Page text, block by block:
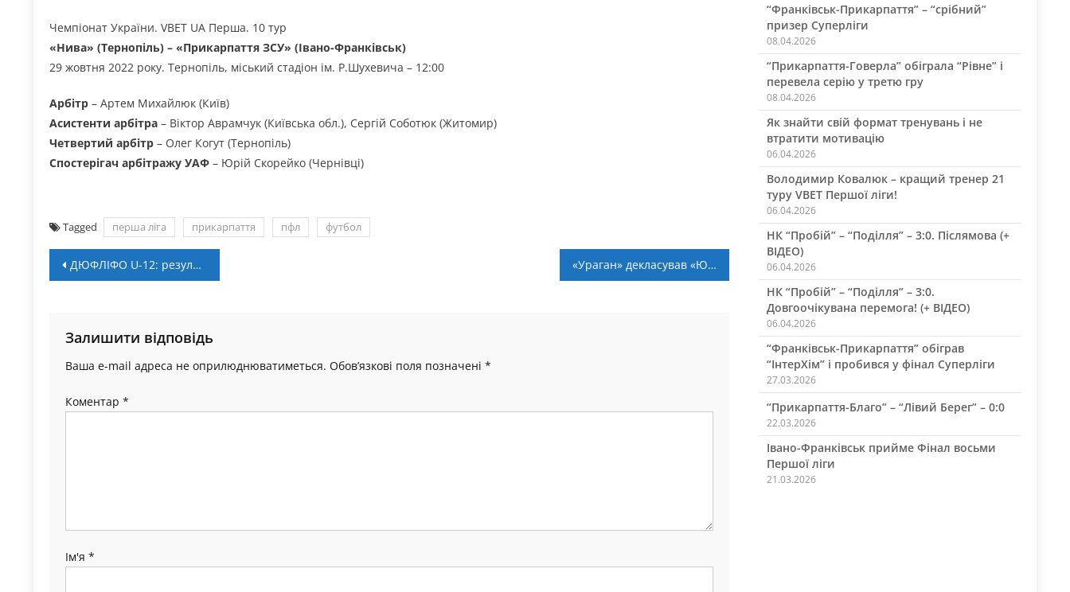
Чемпіонат України. VBET UA Перша. 10 тур
«Нива» (Тернопіль) – «Прикарпаття ЗСУ» (Івано-Франківськ)
29 жовтня 2022 року. Тернопіль, міський стадіон ім. Р.Шухевича – 12:00
Арбітр – Артем Михайлюк (Київ)
Асистенти арбітра – Віктор Аврамчук (Київська обл.), Сергій Соботюк (Житомир)
Четвертий арбітр – Олег Когут (Тернопіль)
Спостерігач арбітражу УАФ – Юрій Скорейко (Чернівці)
Tagged перша ліга прикарпаття пфл футбол
Навігація
ДЮФЛІФО U-12: результати матчів 4-го туру «Ураган» декласував «Юнайтед Галац»
Залишити відповідь
Ваша e-mail адреса не оприлюднюватиметься. Обов’язкові поля позначені *
Коментар *
Ім'я *
“Франківськ-Прикарпаття” – “срібний”
призер Суперліги
08.04.2026
“Прикарпаття-Говерла” обіграла “Рівне” і
перевела серію у третю гру
08.04.2026
Як знайти свій формат тренувань і не
втратити мотивацію
06.04.2026
Володимир Ковалюк – кращий тренер 21
туру VBET Першої ліги!
06.04.2026
НК “Пробій” – “Поділля” – 3:0. Післямова (+
ВІДЕО)
06.04.2026
НК “Пробій” – “Поділля” – 3:0.
Довгоочікувана перемога! (+ ВІДЕО)
06.04.2026
“Франківськ-Прикарпаття” обіграв
“ІнтерХім” і пробився у фінал Суперліги
27.03.2026
“Прикарпаття-Благо” – “Лівий Берег” – 0:0
22.03.2026
Івано-Франківськ прийме Фінал восьми
Першої ліги
21.03.2026